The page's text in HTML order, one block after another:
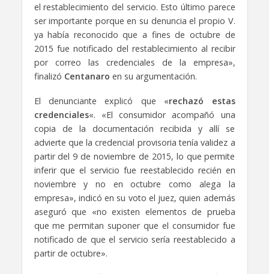
el restablecimiento del servicio. Esto último parece
ser importante porque en su denuncia el propio V.
ya había reconocido que a fines de octubre de
2015 fue notificado del restablecimiento al recibir
por correo las credenciales de la empresa»,
finalizó Centanaro en su argumentación.
El denunciante explicó que «rechazó estas
credenciales«. «El consumidor acompañó una
copia de la documentación recibida y allí se
advierte que la credencial provisoria tenía validez a
partir del 9 de noviembre de 2015, lo que permite
inferir que el servicio fue reestablecido recién en
noviembre y no en octubre como alega la
empresa», indicó en su voto el juez, quien además
aseguró que «no existen elementos de prueba
que me permitan suponer que el consumidor fue
notificado de que el servicio sería reestablecido a
partir de octubre».